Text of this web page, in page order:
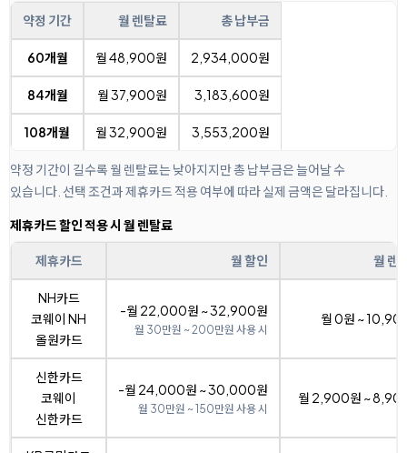
약정 기간 월 렌탈료 총 납부금
60개월 월 48,900원 2,934,000원
84개월 월 37,900원 3,183,600원
108개월 월 32,900원 3,553,200원
약정 기간이 길수록 월 렌탈료는 낮아지지만 총 납부금은 늘어날 수
있습니다. 선택 조건과 제휴카드 적용 여부에 따라 실제 금액은 달라집니다.
제휴카드 할인 적용 시 월 렌탈료
제휴카드 월 할인 월 렌
NH카드
코웨이 NH
올원카드
-월 22,000원 ~ 32,900원
월 30만원 ~ 200만원 사용 시
월 0원 ~
신한카드
코웨이
신한카드
-월 24,000원 ~ 30,000원
월 30만원 ~ 150만원 사용 시
월 2,900원 ~